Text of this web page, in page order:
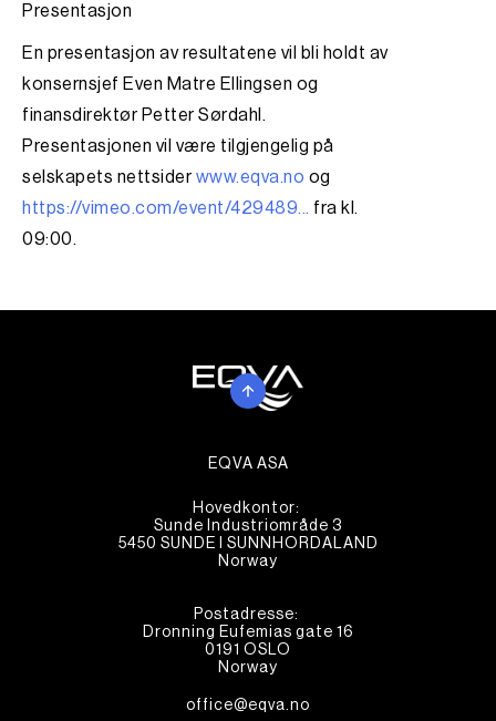
Presentasjon
En presentasjon av resultatene vil bli holdt av
konsernsjef Even Matre Ellingsen og
finansdirektør Petter Sørdahl.
Presentasjonen vil være tilgjengelig på
selskapets nettsiderwww.eqva.no og
https://vimeo.com/event/429489... fra kl.
09:00.
EQVA ASA
Hovedkontor:
Sunde Industriområde 3
5450 SUNDE I SUNNHORDALAND
Norway
Postadresse:
Dronning Eufemias gate 16
0191 OSLO
Norway
office@eqva.no